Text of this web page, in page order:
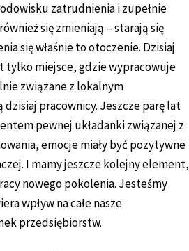
zatrudnienia i zupełnie
się zmieniają – starają się
się właśnie to otoczenie. Dzisiaj
tylko miejsce, gdzie wypracowuje
związane z lokalnym
pracownicy. Jeszcze parę lat
pewnej układanki związanej z
emocje miały być pozytywne
I mamy jeszcze kolejny element,
nowego pokolenia. Jesteśmy
wpływ na całe nasze
przedsiębiorstw.